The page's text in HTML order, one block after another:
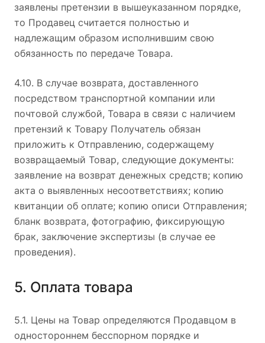
заявлены претензии в вышеуказанном порядке,
то Продавец считается полностью и
надлежащим образом исполнившим свою
обязанность по передаче Товара.
4.10. В случае возврата, доставленного
посредством транспортной компании или
почтовой службой, Товара в связи с наличием
претензий к Товару Получатель обязан
приложить к Отправлению, содержащему
возвращаемый Товар, следующие документы:
заявление на возврат денежных средств; копию
акта о выявленных несоответствиях; копию
квитанции об оплате; копию описи Отправления;
бланк возврата, фотографию, фиксирующую
брак, заключение экспертизы (в случае ее
проведения).
5. Оплата товара
5.1. Цены на Товар определяются Продавцом в
одностороннем бесспорном порядке и